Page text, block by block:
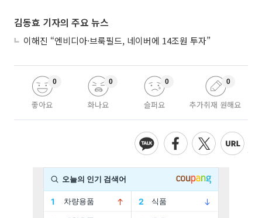
김동효 기자의 주요 뉴스
이해진 “엔비디아·브룩필드, 네이버에 14조원 투자”
좋아요
0
화나요
0
슬퍼요
0
추가취재 원해요
0